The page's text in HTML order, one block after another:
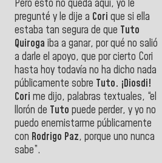
Pero esto no queda aquí, yo le
pregunté y le dije a Cori que si ella
estaba tan segura de que Tuto
Quiroga iba a ganar, por qué no salió
a darle el apoyo, que por cierto Cori
hasta hoy todavía no ha dicho nada
públicamente sobre Tuto. ¡Diosdi!
Cori me dijo, palabras textuales, “el
llorón de Tuto puede perder, y yo no
puedo enemistarme públicamente
con Rodrigo Paz, porque uno nunca
sabe”.